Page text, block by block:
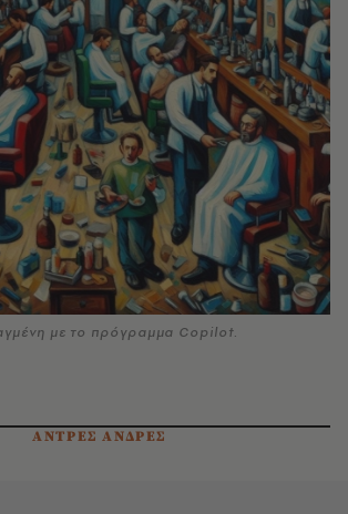
με το πρόγραμμα Copilot.
ΑΝΤΡΕΣ ΑΝΔΡΕΣ